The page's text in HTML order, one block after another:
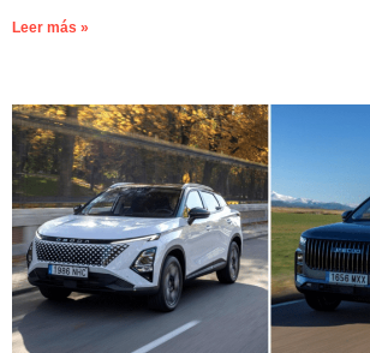
Leer más »